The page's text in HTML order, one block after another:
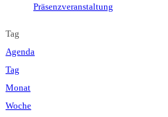
Präsenzveranstaltung
Tag
Agenda
Tag
Monat
Woche